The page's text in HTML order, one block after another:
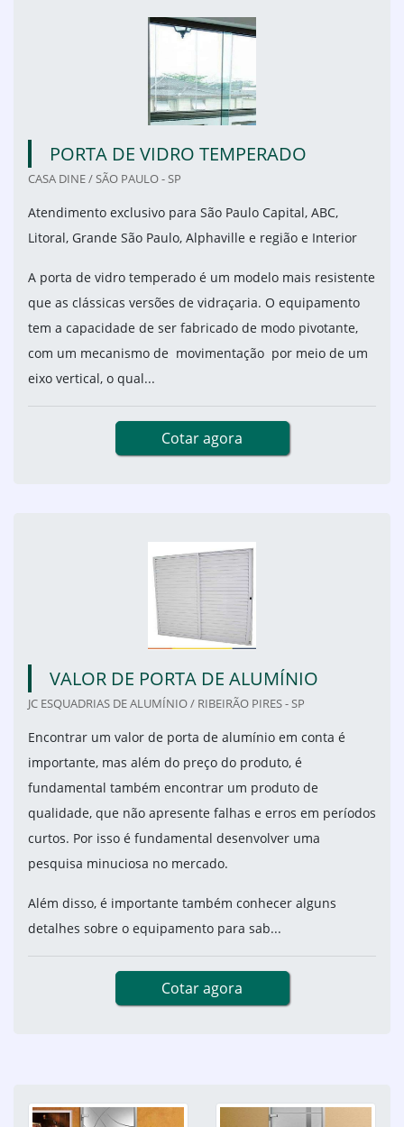
PORTA DE VIDRO TEMPERADO
CASA DINE / SÃO PAULO - SP
Atendimento exclusivo para São Paulo Capital, ABC,
Litoral, Grande São Paulo, Alphaville e região e Interior
A porta de vidro temperado é um modelo mais resistente
que as clássicas versões de vidraçaria. O equipamento
tem a capacidade de ser fabricado de modo pivotante,
com um mecanismo de movimentação por meio de um
eixo vertical, o qual...
Cotar agora
VALOR DE PORTA DE ALUMÍNIO
JC ESQUADRIAS DE ALUMÍNIO / RIBEIRÃO PIRES - SP
Encontrar um valor de porta de alumínio em conta é
importante, mas além do preço do produto, é
fundamental também encontrar um produto de
qualidade, que não apresente falhas e erros em períodos
curtos. Por isso é fundamental desenvolver uma
pesquisa minuciosa no mercado.
Além disso, é importante também conhecer alguns
detalhes sobre o equipamento para sab...
Cotar agora